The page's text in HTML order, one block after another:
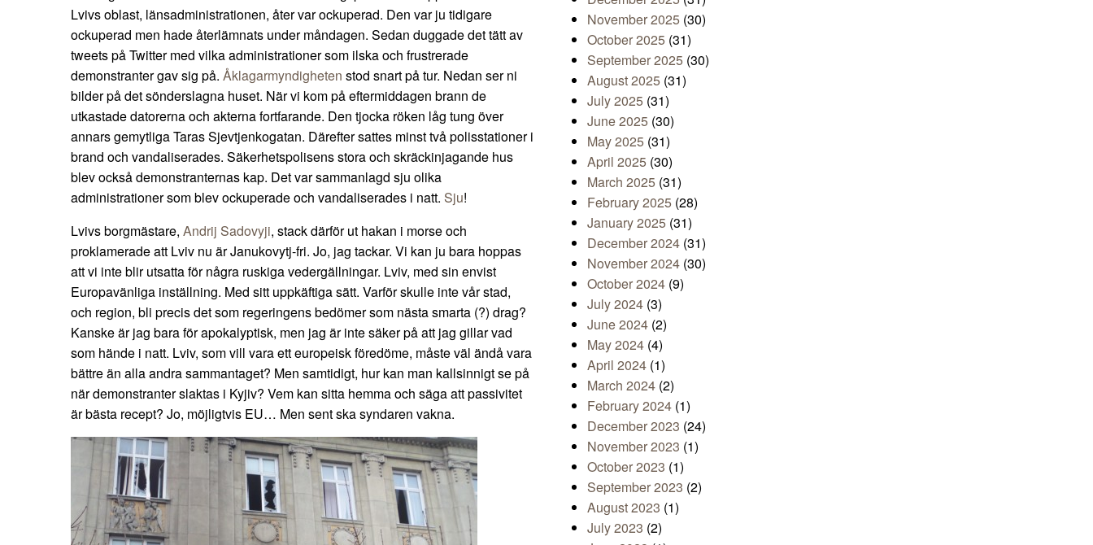
Lvivs oblast, länsadministrationen, åter var ockuperad. Den var ju tidigare
ockuperad men hade återlämnats under måndagen. Sedan duggade det tätt av
tweets på Twitter med vilka administrationer som ilska och frustrerade
demonstranter gav sig på. Åklagarmyndigheten stod snart på tur. Nedan ser ni
bilder på det sönderslagna huset. När vi kom på eftermiddagen brann de
utkastade datorerna och akterna fortfarande. Den tjocka röken låg tung över
annars gemytliga Taras Sjevtjenkogatan. Därefter sattes minst två polisstationer i
brand och vandaliserades. Säkerhetspolisens stora och skräckinjagande hus
blev också demonstranternas kap. Det var sammanlagd sju olika
administrationer som blev ockuperade och vandaliserades i natt. Sju!
Lvivs borgmästare, Andrij Sadovyji, stack därför ut hakan i morse och
proklamerade att Lviv nu är Janukovytj-fri. Jo, jag tackar. Vi kan ju bara hoppas
att vi inte blir utsatta för några ruskiga vedergällningar. Lviv, med sin envist
Europavänliga inställning. Med sitt uppkäftiga sätt. Varför skulle inte vår stad,
och region, bli precis det som regeringens bedömer som nästa smarta (?) drag?
Kanske är jag bara för apokalyptisk, men jag är inte säker på att jag gillar vad
som hände i natt. Lviv, som vill vara ett europeisk föredöme, måste väl ändå vara
bättre än alla andra sammantaget? Men samtidigt, hur kan man kallsinnigt se på
när demonstranter slaktas i Kyjiv? Vem kan sitta hemma och säga att passivitet
är bästa recept? Jo, möjligtvis EU… Men sent ska syndaren vakna.
November 2025 (30)
October 2025 (31)
September 2025 (30)
August 2025 (31)
July 2025 (31)
June 2025 (30)
May 2025 (31)
April 2025 (30)
March 2025 (31)
February 2025 (28)
January 2025 (31)
December 2024 (31)
November 2024 (30)
October 2024 (9)
July 2024 (3)
June 2024 (2)
May 2024 (4)
April 2024 (1)
March 2024 (2)
February 2024 (1)
December 2023 (24)
November 2023 (1)
October 2023 (1)
September 2023 (2)
August 2023 (1)
July 2023 (2)